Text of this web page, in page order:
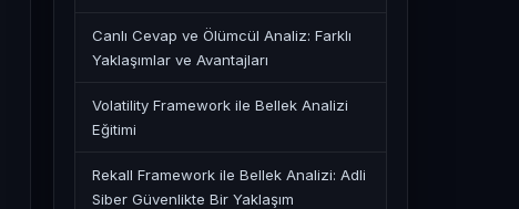
Canlı Cevap ve Ölümcül Analiz: Farklı
Yaklaşımlar ve Avantajları
Volatility Framework ile Bellek Analizi
Eğitimi
Rekall Framework ile Bellek Analizi: Adli
Siber Güvenlikte Bir Yaklaşım